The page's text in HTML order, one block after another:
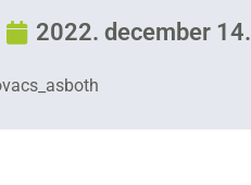
2022. december 14.